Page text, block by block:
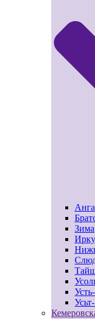
Зима